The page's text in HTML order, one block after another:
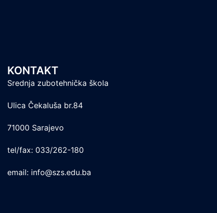
KONTAKT
Srednja zubotehnička škola
Ulica Čekaluša br.84
71000 Sarajevo
tel/fax: 033/262-180
email: info@szs.edu.ba